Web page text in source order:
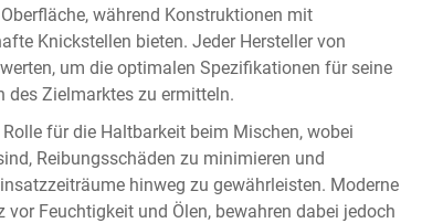
während Konstruktionen mit
Knickstellen bieten. Jeder Hersteller von
um die optimalen Spezifikationen für seine
des Zielmarktes zu ermitteln.
für die Haltbarkeit beim Mischen, wobei
Reibungsschäden zu minimieren und
hinweg zu gewährleisten. Moderne
Feuchtigkeit und Ölen, bewahren dabei jedoch